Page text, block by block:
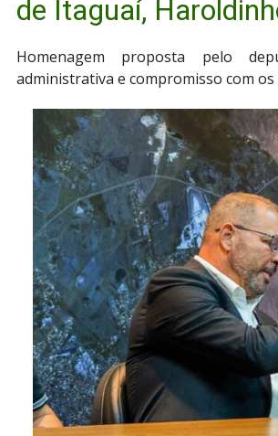
de Itaguaí,
Homenagem proposta pelo
administrativa e compromisso com